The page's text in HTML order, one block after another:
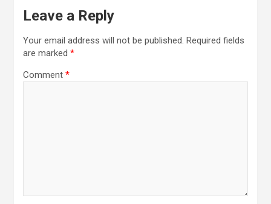
Leave a Reply
Your email address will not be published. Required fields
are marked *
Comment *